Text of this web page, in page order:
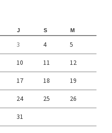
J S M
3 4 5
10 11 12
17 18 19
24 25 26
31